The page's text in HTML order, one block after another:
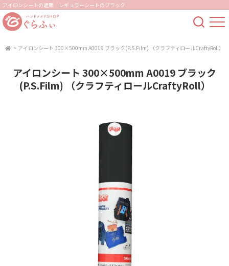
アイロンシートの通販 レギュラーシートのブラック
> アイロンシート 300×500mm A0019 ブラック(P.S.Film) （クラフティロールCraftyRoll）
アイロンシート 300×500mm A0019 ブラック
(P.S.Film) （クラフティロールCraftyRoll）